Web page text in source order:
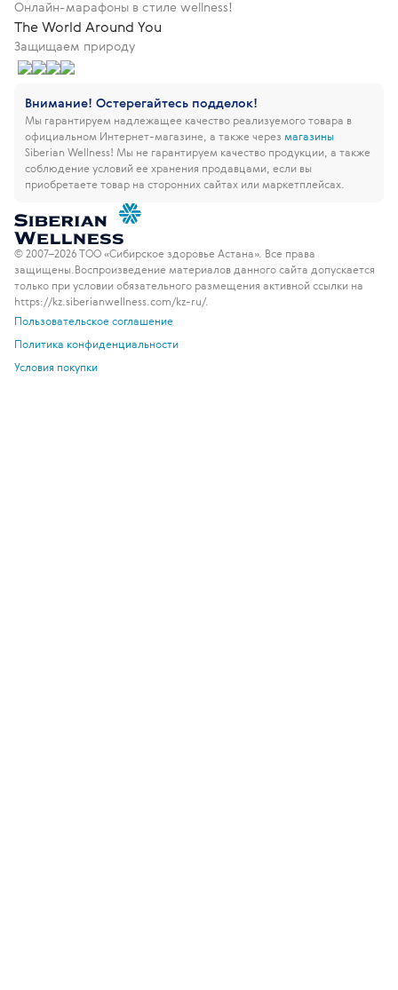
Онлайн-марафоны в стиле wellness!
The World Around You
Защищаем природу
Внимание! Остерегайтесь подделок!
Мы гарантируем надлежащее качество реализуемого товара в
официальном Интернет-магазине, а также через магазины
Siberian Wellness! Мы не гарантируем качество продукции, а также
соблюдение условий ее хранения продавцами, если вы
приобретаете товар на сторонних сайтах или маркетплейсах.
© 2007–2026 ТОО «Сибирское здоровье Астана». Все права
защищены. Воспроизведение материалов данного сайта допускается
только при условии обязательного размещения активной ссылки на
https://kz.siberianwellness.com/kz-ru/.
Пользовательское соглашение
Политика конфиденциальности
Условия покупки